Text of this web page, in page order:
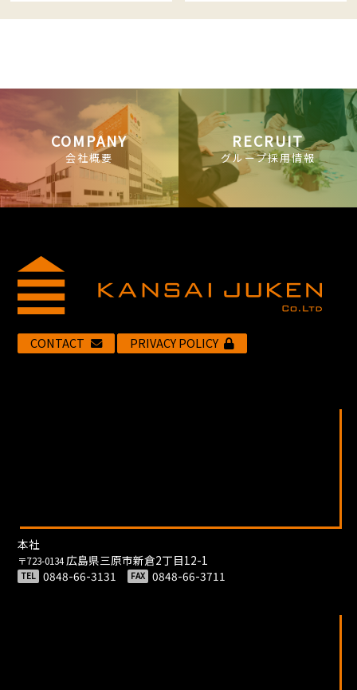
COMPANY
会社概要
RECRUIT
グループ採用情報
CONTACT PRIVACY POLICY
本社
〒723-0134 広島県三原市新倉2丁目12-1
TEL 0848-66-3131 FAX 0848-66-3711